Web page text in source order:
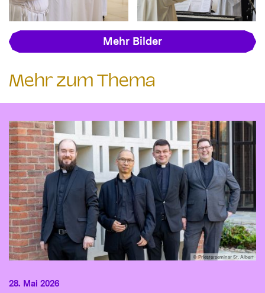
Mehr Bilder
Mehr zum Thema
© Priesterseminar St. Albert
28. Mai 2026